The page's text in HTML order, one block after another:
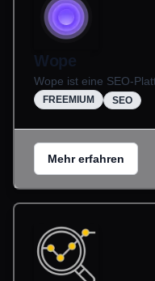
Wope
Wope ist eine SEO-
FREEMIUM SEO
Mehr erfahren